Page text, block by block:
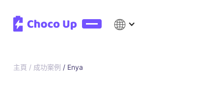
主頁 / 成功案例 / Enya